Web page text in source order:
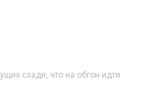
сзади, что на обгон идти